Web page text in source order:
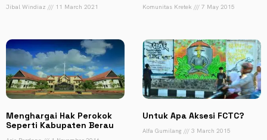
Jibal Windiaz 11 March 2021 Komunitas Kretek 7 May 2015
Menghargai Hak Perokok
Seperti Kabupaten Berau
Untuk Apa Aksesi FCTC?
Alfa Gumilang 3 March 2015